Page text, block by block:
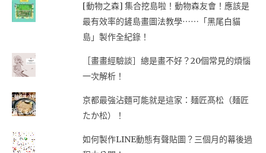
[動物之森] 集合挖島啦！動物森友會！應該是
最有效率的鏟島畫圖法教學⋯⋯「黑尾白貓
島」製作全紀錄！
［畫畫經驗談］總是畫不好？20個常見的煩惱
一次解析！
京都最強沾麵可能就是這家：麺匠髙松（麺匠
たか松）！
如何製作LINE動態有聲貼圖？三個月的幕後過